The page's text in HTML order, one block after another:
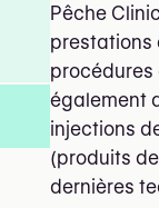
Pêche
prestations
procédures
également
injections
(produits
dernières